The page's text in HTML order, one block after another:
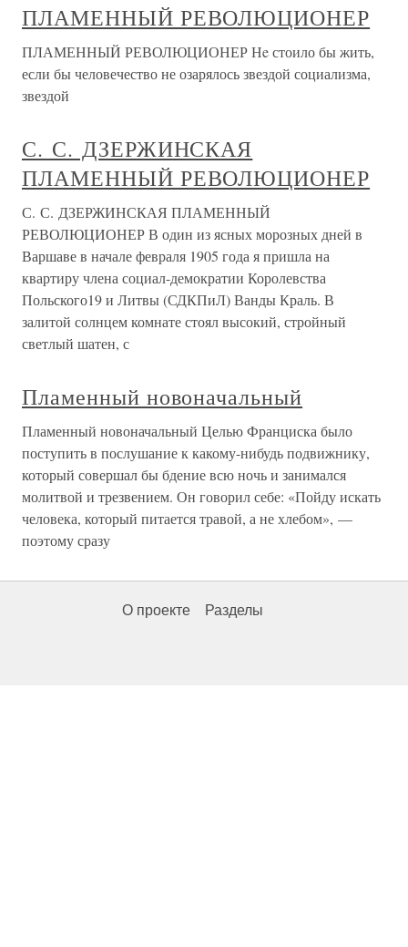
ПЛАМЕННЫЙ РЕВОЛЮЦИОНЕР
ПЛАМЕННЫЙ РЕВОЛЮЦИОНЕР Нe стоило бы жить,
если бы человечество не озарялось звездой социализма,
звездой
С. С. ДЗЕРЖИНСКАЯ
ПЛАМЕННЫЙ РЕВОЛЮЦИОНЕР
С. С. ДЗЕРЖИНСКАЯ ПЛАМЕННЫЙ
РЕВОЛЮЦИОНЕР В один из ясных морозных дней в
Варшаве в начале февраля 1905 года я пришла на
квартиру члена социал-демократии Королевства
Польского19 и Литвы (СДКПиЛ) Ванды Краль. В
залитой солнцем комнате стоял высокий, стройный
светлый шатен, с
Пламенный новоначальный
Пламенный новоначальный Целью Франциска было
поступить в послушание к какому-нибудь подвижнику,
который совершал бы бдение всю ночь и занимался
молитвой и трезвением. Он говорил себе: «Пойду искать
человека, который питается травой, а не хлебом», —
поэтому сразу
О проекте Разделы